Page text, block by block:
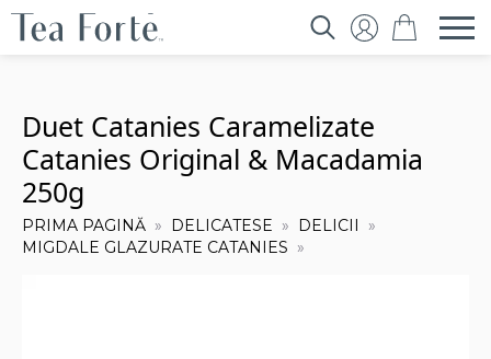
Duet Catanies Caramelizate
Catanies Original & Macadamia
250g
PRIMA PAGINĂ DELICATESE
DELICII
MIGDALE GLAZURATE CATANIES